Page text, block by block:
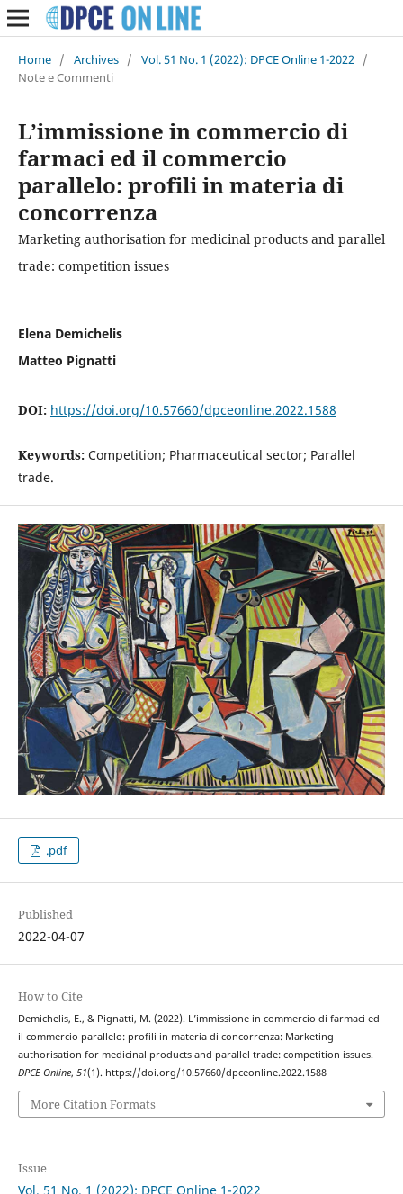
Home / Archives / Vol. 51 No. 1 (2022): DPCE Online 1-2022 /
Note e Commenti
L’immissione in commercio di
farmaci ed il commercio
parallelo: profili in materia di
concorrenza
Marketing authorisation for medicinal products and parallel
trade: competition issues
Elena Demichelis
Matteo Pignatti
DOI: https://doi.org/10.57660/dpceonline.2022.1588
Keywords: Competition; Pharmaceutical sector; Parallel
trade.
.pdf
Published
2022-04-07
How to Cite
Demichelis, E., & Pignatti, M. (2022). L’immissione in commercio di farmaci ed
il commercio parallelo: profili in materia di concorrenza: Marketing
authorisation for medicinal products and parallel trade: competition issues.
DPCE Online, 51(1). https://doi.org/10.57660/dpceonline.2022.1588
More Citation Formats
Issue
Vol. 51 No. 1 (2022): DPCE Online 1-2022